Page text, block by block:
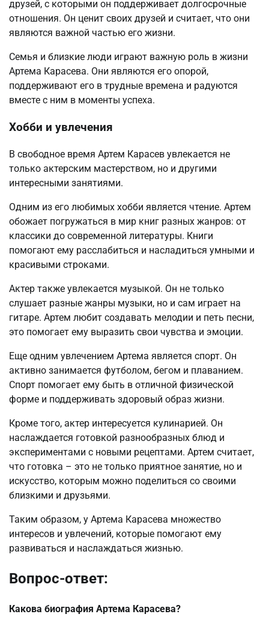
друзей, с которыми он поддерживает долгосрочные
отношения. Он ценит своих друзей и считает, что они
являются важной частью его жизни.
Семья и близкие люди играют важную роль в жизни
Артема Карасева. Они являются его опорой,
поддерживают его в трудные времена и радуются
вместе с ним в моменты успеха.
Хобби и увлечения
В свободное время Артем Карасев увлекается не
только актерским мастерством, но и другими
интересными занятиями.
Одним из его любимых хобби является чтение. Артем
обожает погружаться в мир книг разных жанров: от
классики до современной литературы. Книги
помогают ему расслабиться и насладиться умными и
красивыми строками.
Актер также увлекается музыкой. Он не только
слушает разные жанры музыки, но и сам играет на
гитаре. Артем любит создавать мелодии и петь песни,
это помогает ему выразить свои чувства и эмоции.
Еще одним увлечением Артема является спорт. Он
активно занимается футболом, бегом и плаванием.
Спорт помогает ему быть в отличной физической
форме и поддерживать здоровый образ жизни.
Кроме того, актер интересуется кулинарией. Он
наслаждается готовкой разнообразных блюд и
экспериментами с новыми рецептами. Артем считает,
что готовка – это не только приятное занятие, но и
искусство, которым можно поделиться со своими
близкими и друзьями.
Таким образом, у Артема Карасева множество
интересов и увлечений, которые помогают ему
развиваться и наслаждаться жизнью.
Вопрос-ответ:
Какова биография Артема Карасева?